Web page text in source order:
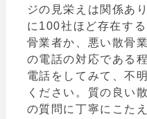
ジの見栄えは関係あ
に100社ほど存在す
骨業者か、悪い散骨
の電話の対応である
電話をしてみて、不
ください。質の良い
の質問に丁寧にこた